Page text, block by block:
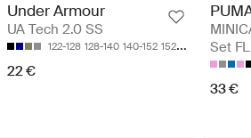
Under Armour
UA Tech 2.0 SS
122-128 128-140 140-152 152-158 158-170
22 €
Set
33 €